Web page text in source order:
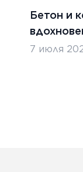
Бетон и
7 июля